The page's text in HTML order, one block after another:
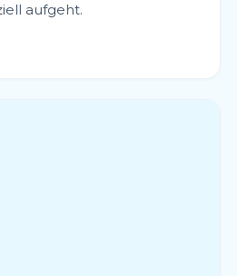
aufgeht.